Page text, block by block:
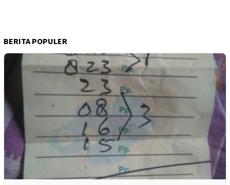
BERITA POPULER